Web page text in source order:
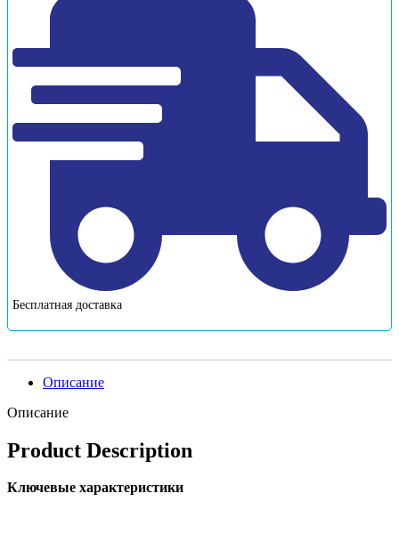
Бесплатная доставка
Описание
Описание
Product Description
Ключевые характеристики